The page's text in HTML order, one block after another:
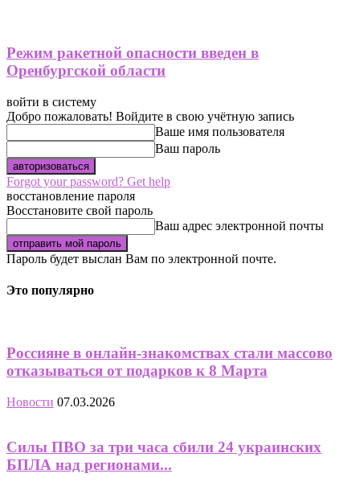
Режим ракетной опасности введен в
Оренбургской области
войти в систему
Добро пожаловать! Войдите в свою учётную запись
Ваше имя пользователя
Ваш пароль
Forgot your password? Get help
восстановление пароля
Восстановите свой пароль
Ваш адрес электронной почты
Пароль будет выслан Вам по электронной почте.
Это популярно
Россияне в онлайн-знакомствах стали массово
отказываться от подарков к 8 Марта
Новости 07.03.2026
Силы ПВО за три часа сбили 24 украинских
БПЛА над регионами...